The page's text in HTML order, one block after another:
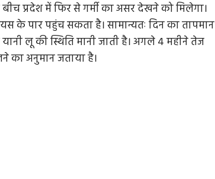
प्रदेश में फिर से गर्मी का असर देखने को मिलेगा।
के पार पहुंच सकता है। सामान्यतः दिन का तापमान
लू की स्थिति मानी जाती है। अगले 4 महीने तेज
का अनुमान जताया है।